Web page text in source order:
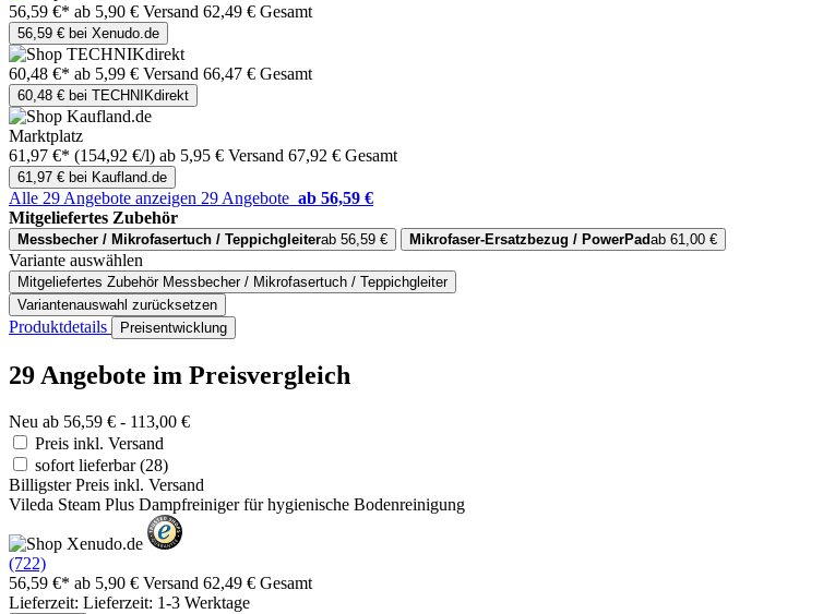
56,59 €* ab 5,90 € Versand 62,49 € Gesamt
56,59 € bei Xenudo.de
60,48 €* ab 5,99 € Versand 66,47 € Gesamt
60,48 € bei TECHNIKdirekt
Marktplatz
61,97 €* (154,92 €/l) ab 5,95 € Versand 67,92 € Gesamt
61,97 € bei Kaufland.de
Alle 29 Angebote anzeigen 29 Angebote ab 56,59 €
Mitgeliefertes Zubehör
Messbecher / Mikrofasertuch / Teppichgleiterab 56,59 € Mikrofaser-Ersatzbezug / PowerPadab 61,00 €
Variante auswählen
Mitgeliefertes Zubehör Messbecher / Mikrofasertuch / Teppichgleiter
Variantenauswahl zurücksetzen
Produktdetails Preisentwicklung
29 Angebote im Preisvergleich
Neu ab 56,59 € - 113,00 €
Preis inkl. Versand
sofort lieferbar(28)
Billigster Preis inkl. Versand
Vileda Steam Plus Dampfreiniger für hygienische Bodenreinigung
(722)
56,59 €* ab 5,90 € Versand 62,49 € Gesamt
Lieferzeit: Lieferzeit: 1-3 Werktage